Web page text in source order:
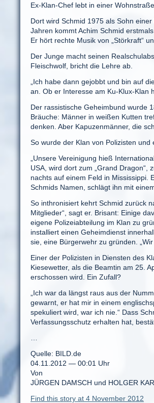
Ex-Klan-Chef lebt in einer
Dort wird Schmid 1975 als Sohn
Jahren kommt Achim Schmid
Er hört rechte Musik von „Störkraft“
Der Junge macht seinen
Fleischwolf, bricht die Lehre ab.
„Ich habe dann gejobbt und bin auf
an. Ob er Interesse am Ku-Klux-Klan
Der rassistische Geheimbund wurde
Bräuche: Männer in weißen Kutten
denken. Aber Kapuzenmänner, die
So wurde der Klan von Polizisten
„Unsere Vereinigung hieß
USA, wird dort zum „Grand Dragon“,
nachts auf einem Feld in Mississippi.
Schmids Namen, schlägt ihn mit
So inthronisiert kehrt Schmid zurück
Mitglieder“, sagt er. Brisant: Einige
eigene Polizeiabteilung im Klan zu
installiert einen Geheimdienst
sie, eine Bürgerwehr zu gründen.
Einer der Polizisten in Diensten des
Kiesewetter, als die Beamtin am 25.
erschossen wird. Ein Zufall?
„Ich war da längst raus aus der
gewarnt, er hat mir in einem
spekuliert wird, war ich nie.“ Dass
Verfassungsschutz erhalten hat,
Quelle: BILD.de
04.11.2012 — 00:01 Uhr
Von
JÜRGEN DAMSCH und HOLGER
Find this story at 4 November 2012